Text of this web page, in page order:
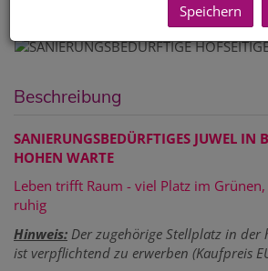
Beschreibung
SANIERUNGSBEDÜRFTIGES JUWEL IN
HOHEN WARTE
Leben trifft Raum - viel Platz im
ruhig
Hinweis: Der zugehörige Stellplatz in der
ist verpflichtend zu erwerben (Kaufpreis
Speichern